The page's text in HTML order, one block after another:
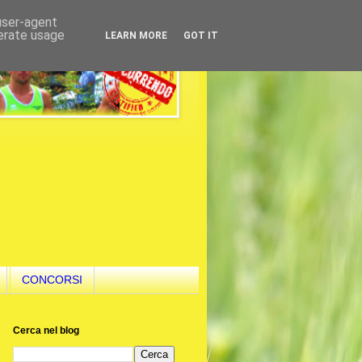
CONCORSI
Cerca nel blog
agent
usage
LEARN MORE GOT IT